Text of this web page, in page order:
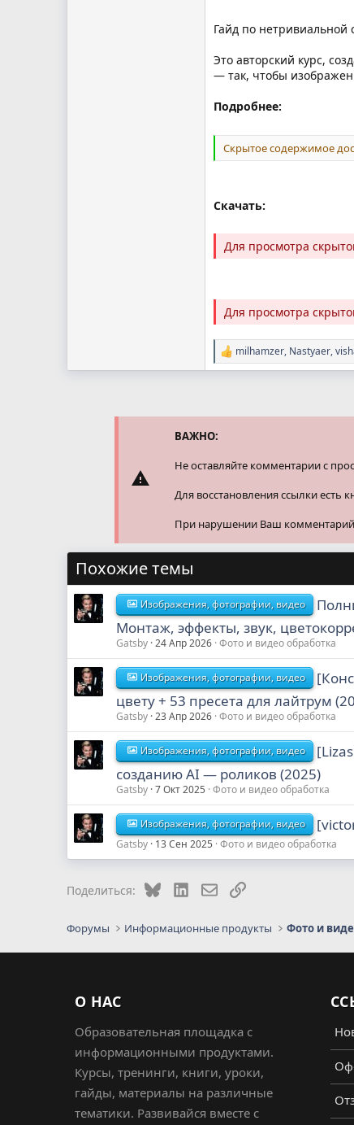
Гайд по нетривиальной
Это авторский курс,
— так, чтобы
Подробнее:
Скрытое содержимое
Скачать:
Для просмотра
Для просмотра
Р
е
и
milhamzer, Nastyaer,
ВАЖНО:
Не оставляйте комментарии с
Для восстановления ссылки есть
При нарушении Ваш комментарий
Похожие темы
Изображения, фотографии, видео
Монтаж, эффекты, звук,
Gatsby 24 Апр 2026 Фото и видео обработка
Изображения, фотографии, видео
цвету + 53 пресета для лайтрум
Gatsby 23 Апр 2026 Фото и видео обработка
Изображения, фотографии, видео
созданию AI — роликов (2025)
Gatsby 7 Окт 2025 Фото и видео обработка
Изображения, фотографии, видео
Gatsby 13 Сен 2025 Фото и видео обработка
Поделиться: BlueskyLinkedInЭлектронная почта
Ссылка
Форумы Информационные продукты Фото и
О НАС
Образовательная площадка с
информационными продуктами.
Курсы, тренинги, книги, уроки,
гайды, материалы на различные
тематики. Развивайся вместе с